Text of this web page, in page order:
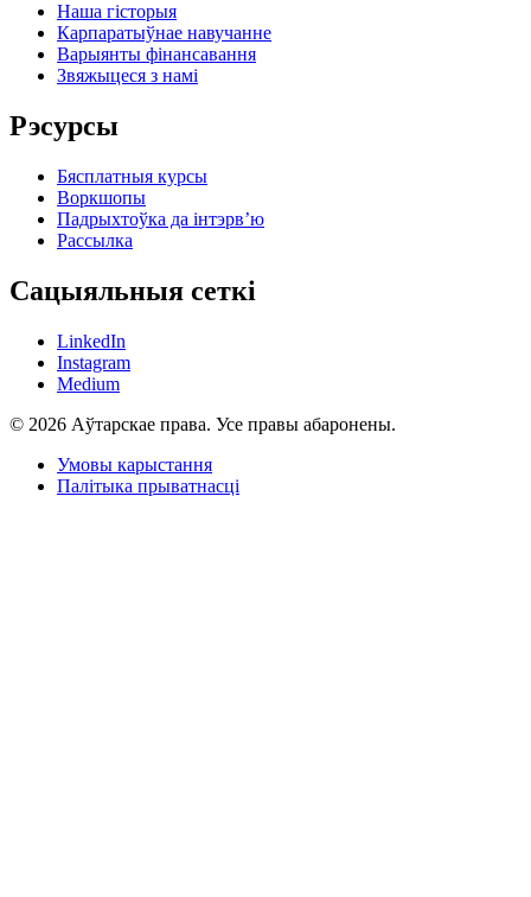
Наша гісторыя
Карпаратыўнае навучанне
Варыянты фінансавання
Звяжыцеся з намі
Рэсурсы
Бясплатныя курсы
Воркшопы
Падрыхтоўка да інтэрв’ю
Рассылка
Сацыяльныя сеткі
LinkedIn
Instagram
Medium
© 2026 Аўтарскае права. Усе правы абаронены.
Умовы карыстання
Палітыка прыватнасці